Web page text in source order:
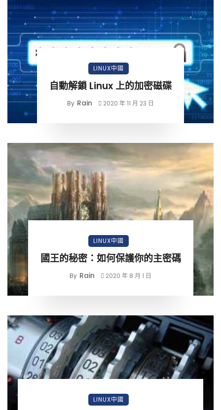
LINUX中國
自動解鎖 Linux 上的加密磁碟
By Rain 2020 年 11 月 23 日
LINUX中國
國王的秘密：如何保護你的主密碼
By Rain 2020 年 8 月 1 日
LINUX中國